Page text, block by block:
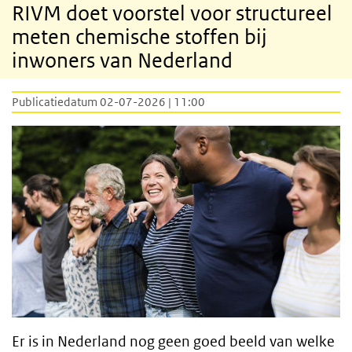
RIVM doet voorstel voor structureel
meten chemische stoffen bij
inwoners van Nederland
Publicatiedatum 02-07-2026 | 11:00
Er is in Nederland nog geen goed beeld van welke